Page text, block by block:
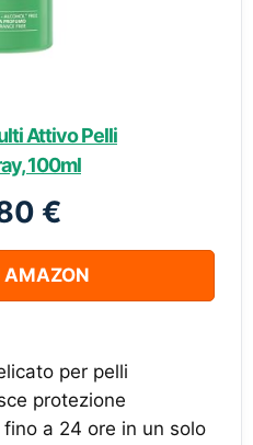
Attivo Pelli
100ml
€
AMAZON
per pelli
protezione
a 24 ore in un solo